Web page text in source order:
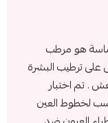
لاروش بوزيه مرطب يومي للعين للبشرة الحساسة ‎هو مرطب
ترطيب البشرة
. تم اختبار
لخطوط العين